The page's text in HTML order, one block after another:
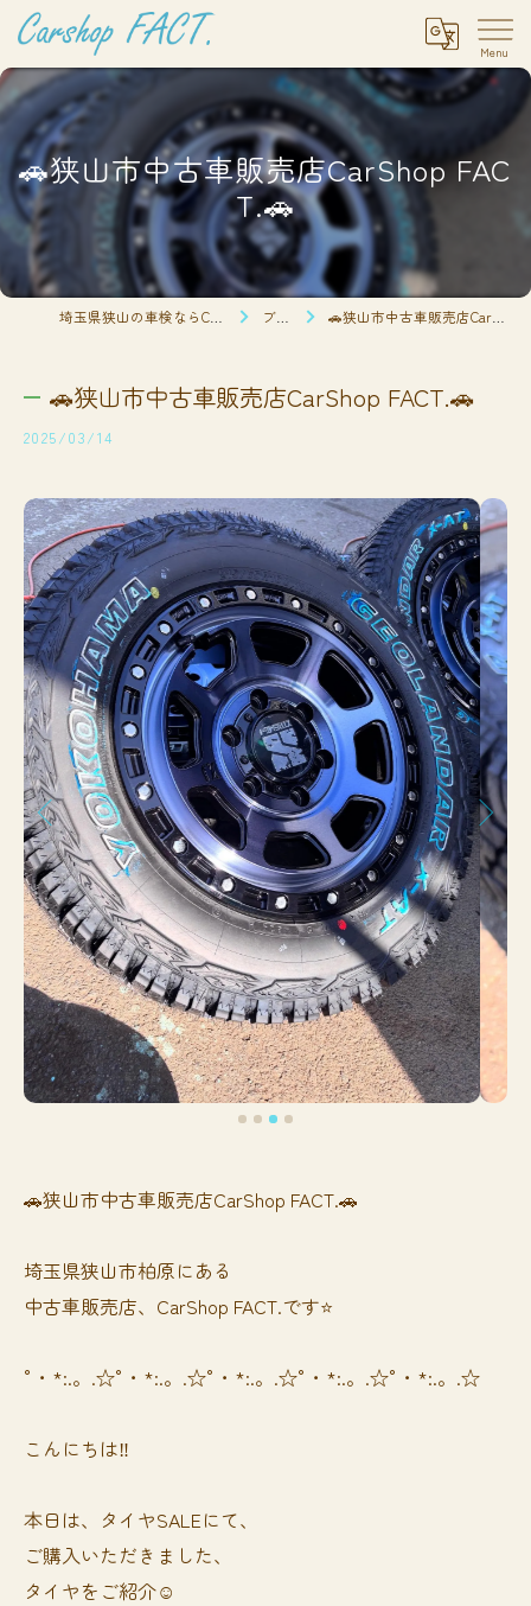
🚗狭山市中古車販売店CarShop FAC
T.🚗
ブログ 🚗狭山市中古車販売店CarShop FACT.🚗
🚗狭山市中古車販売店CarShop FACT.🚗
2025/03/14
🚗狭山市中古車販売店CarShop FACT.🚗
埼玉県狭山市柏原にある
中古車販売店、CarShop FACT.です⭐️
°・*:.。.☆°・*:.。.☆°・*:.。.☆°・*:.。.☆°・*:.。.☆
こんにちは‼️
本日は、タイヤSALEにて、
ご購入いただきました、
タイヤをご紹介☺️